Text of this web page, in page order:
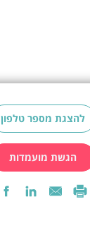
להצגת מספר טלפון
הגשת מועמדות